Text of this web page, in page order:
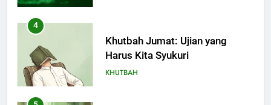
4
Khutbah Jumat: Ujian yang
Harus Kita Syukuri
KHUTBAH